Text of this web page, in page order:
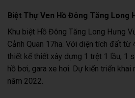
Biệt Thự Ven Hồ Đông Tăng Long
Khu biệt Hồ Đông Tăng Long Hưng
Cảnh Quan 17ha. Với diện tích đất
thiết kế thiết xây dựng 1 trệt 1 lầu, 1
hồ bơi, gara xe hơi. Dự kiến triển khai
năm 2022.